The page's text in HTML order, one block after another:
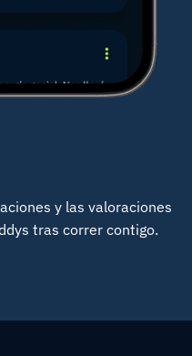
y las valoraciones
tras correr contigo.